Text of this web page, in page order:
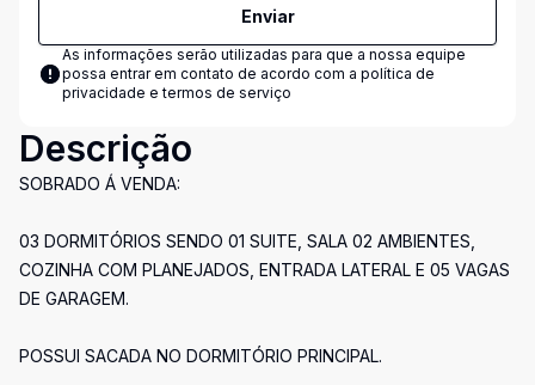
Enviar
As informações serão utilizadas para que a nossa equipe
possa entrar em contato de acordo com a política de
privacidade e termos de serviço
Descrição
SOBRADO Á VENDA:
03 DORMITÓRIOS SENDO 01 SUITE, SALA 02 AMBIENTES,
COZINHA COM PLANEJADOS, ENTRADA LATERAL E 05 VAGAS
DE GARAGEM.
POSSUI SACADA NO DORMITÓRIO PRINCIPAL.